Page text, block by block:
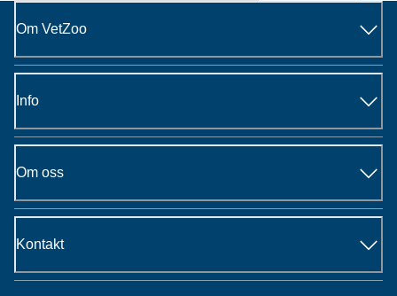
Om VetZoo
Info
Om oss
Kontakt